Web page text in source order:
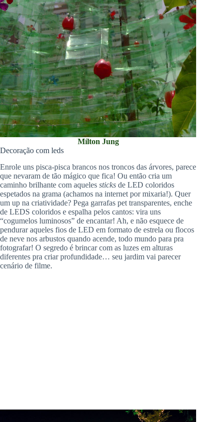
Mílton Jung
Decoração com leds
Enrole uns pisca-pisca brancos nos troncos das árvores, parece
que nevaram de tão mágico que fica! Ou então cria um
caminho brilhante com aqueles sticks de LED coloridos
espetados na grama (achamos na internet por mixaria!). Quer
um up na criatividade? Pega garrafas pet transparentes, enche
de LEDS coloridos e espalha pelos cantos: vira uns
“cogumelos luminosos” de encantar! Ah, e não esquece de
pendurar aqueles fios de LED em formato de estrela ou flocos
de neve nos arbustos quando acende, todo mundo para pra
fotografar! O segredo é brincar com as luzes em alturas
diferentes pra criar profundidade… seu jardim vai parecer
cenário de filme.